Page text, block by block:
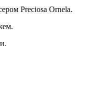
Preciosa Ornela.